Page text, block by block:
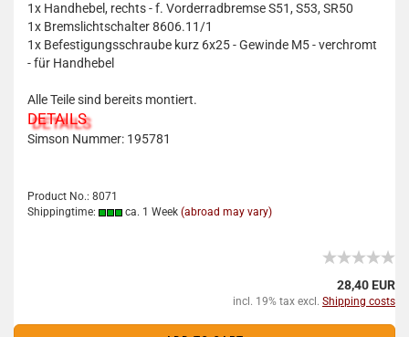
1x Handhebel, rechts - f. Vorderradbremse S51, S53, SR50
1x Bremslichtschalter 8606.11/1
1x Befestigungsschraube kurz 6x25 - Gewinde M5 - verchromt
- für Handhebel
Alle Teile sind bereits montiert.
DETAILS
Simson Nummer: 195781
Product No.: 8071
Shippingtime:
ca. 1 Week (abroad may vary)
28,40 EUR
incl. 19% tax excl. Shipping costs